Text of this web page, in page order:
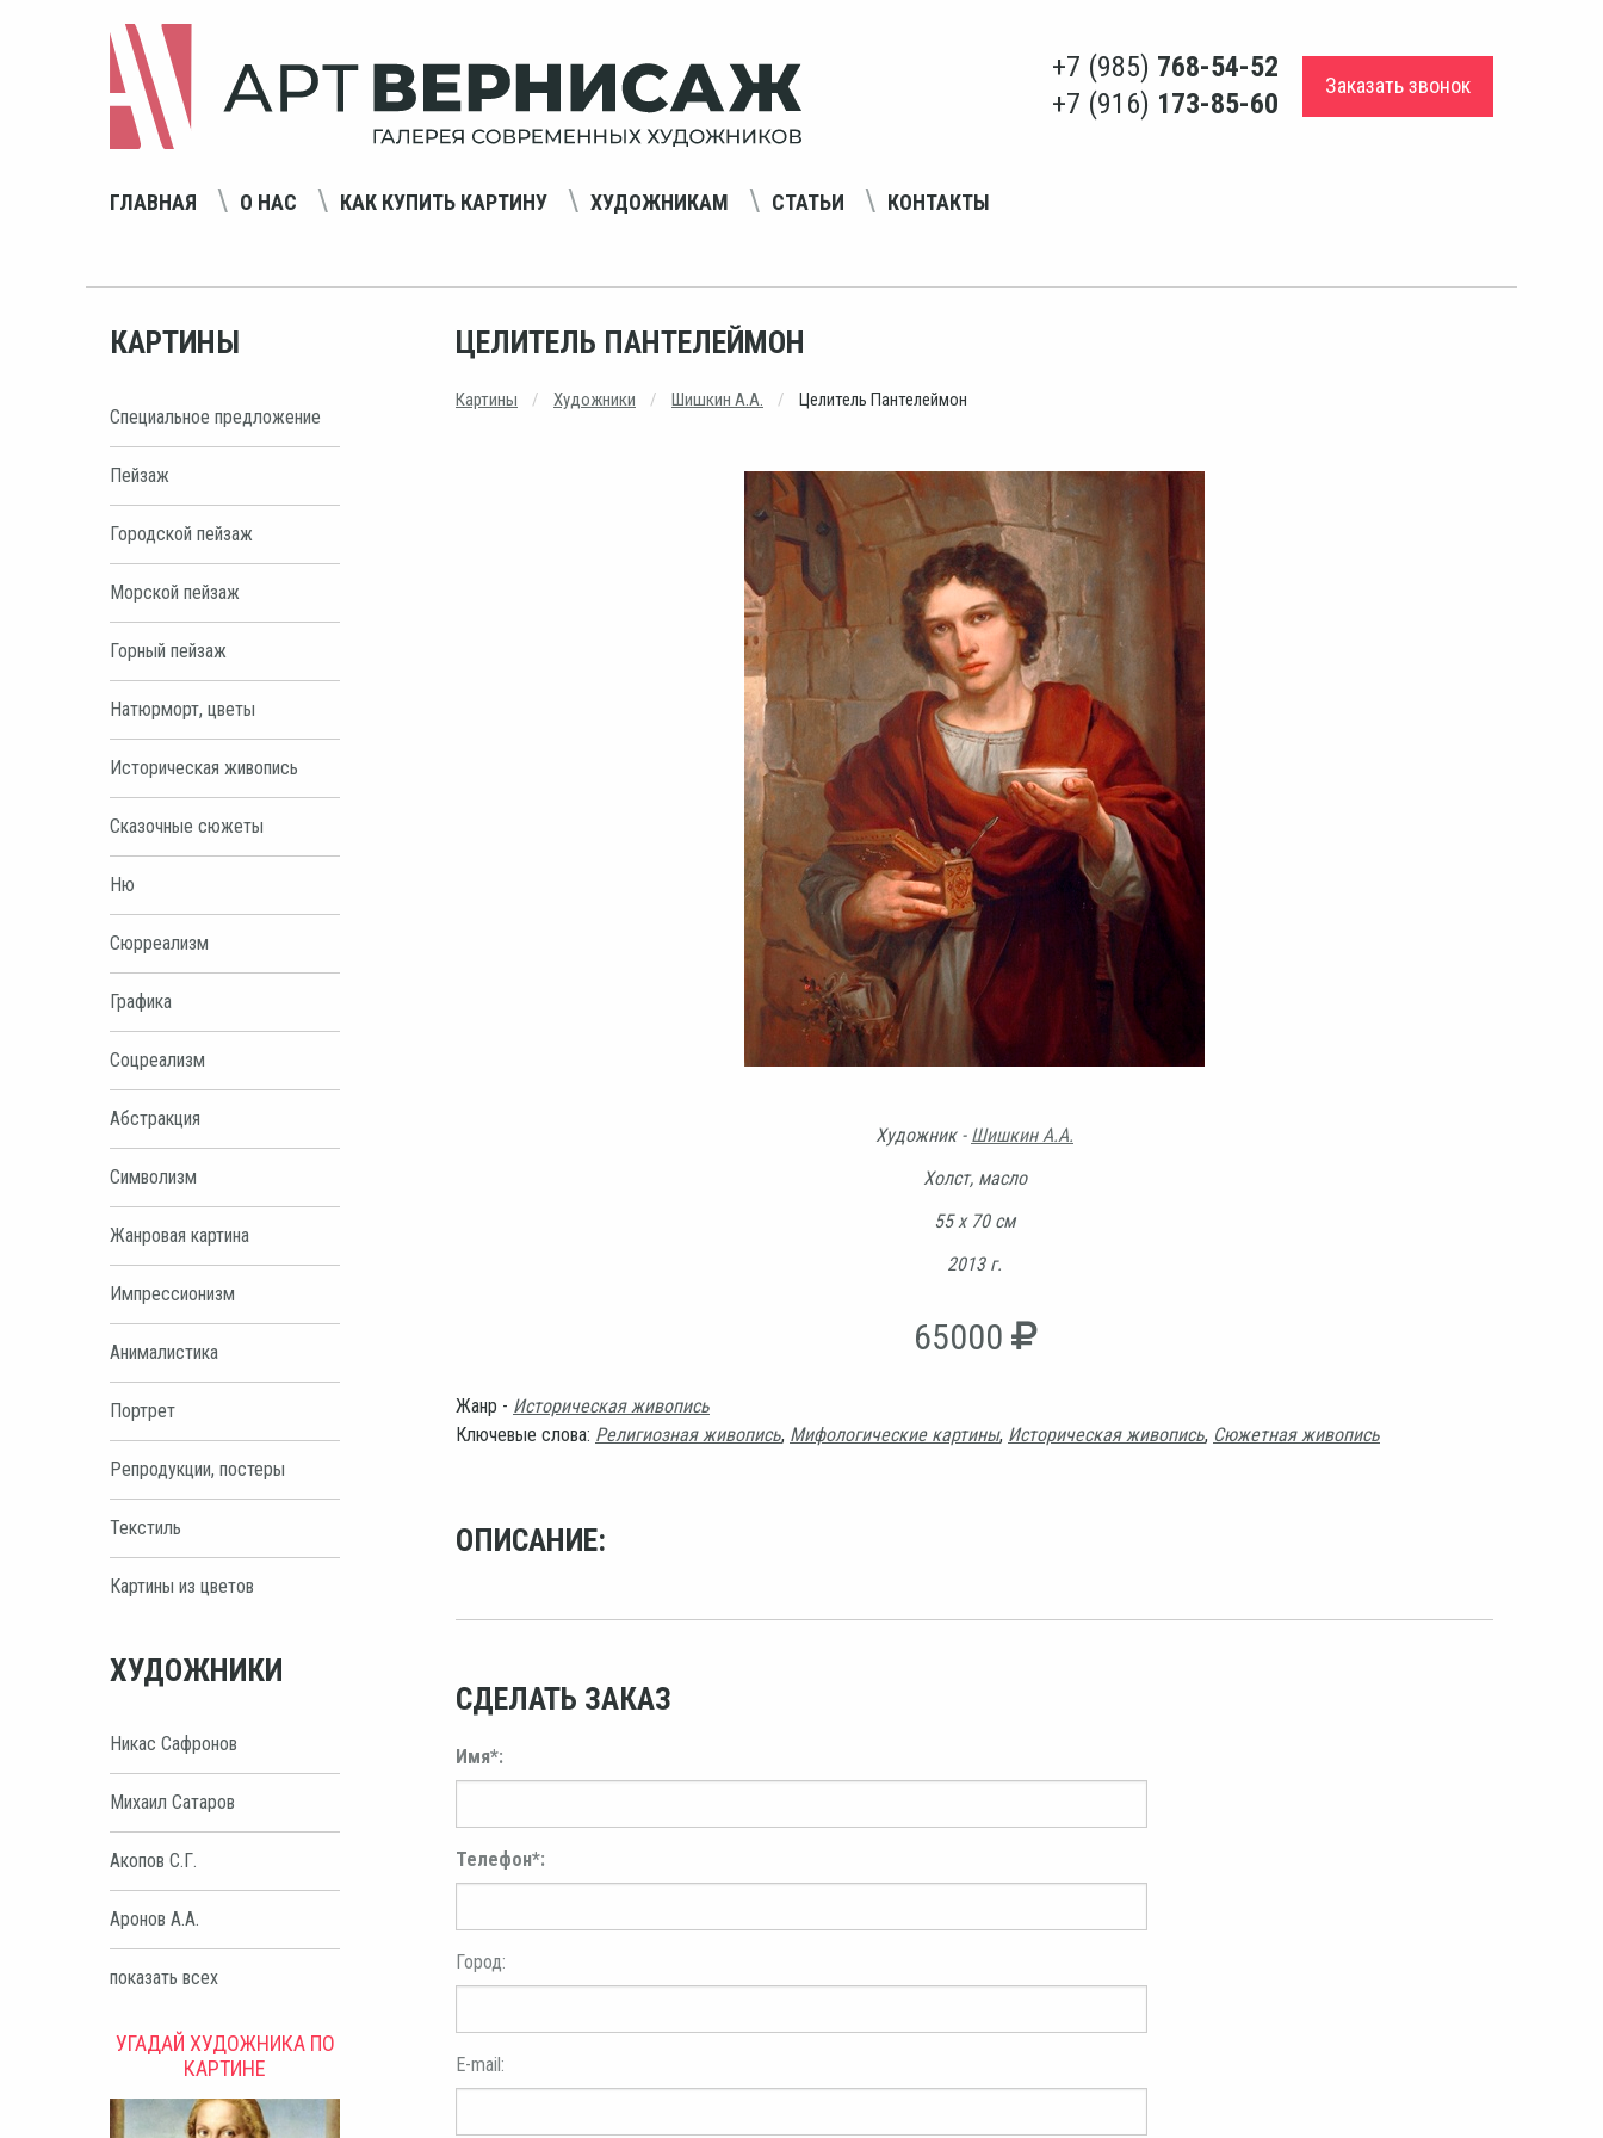
+7 (985) 768-54-52
+7 (916) 173-85-60
Заказать звонок
ГЛАВНАЯ О НАС КАК КУПИТЬ КАРТИНУ ХУДОЖНИКАМ СТАТЬИ КОНТАКТЫ
КАРТИНЫ
Специальное предложение
Пейзаж
Городской пейзаж
Морской пейзаж
Горный пейзаж
Натюрморт, цветы
Историческая живопись
Сказочные сюжеты
Ню
Сюрреализм
Графика
Соцреализм
Абстракция
Символизм
Жанровая картина
Импрессионизм
Анималистика
Портрет
Репродукции, постеры
Текстиль
Картины из цветов
ХУДОЖНИКИ
Никас Сафронов
Михаил Сатаров
Акопов С.Г.
Аронов А.А.
показать всех
УГАДАЙ ХУДОЖНИКА ПО
КАРТИНЕ
ЦЕЛИТЕЛЬ ПАНТЕЛЕЙМОН
Картины Художники Шишкин А.А. Целитель Пантелеймон
Художник - Шишкин А.А.
Холст, масло
55 х 70 см
2013 г.
65000
Жанр - Историческая живопись
Ключевые слова: Религиозная живопись, Мифологические картины, Историческая живопись, Сюжетная живопись
ОПИСАНИЕ:
СДЕЛАТЬ ЗАКАЗ
Имя*:
Телефон*:
Город:
E-mail: